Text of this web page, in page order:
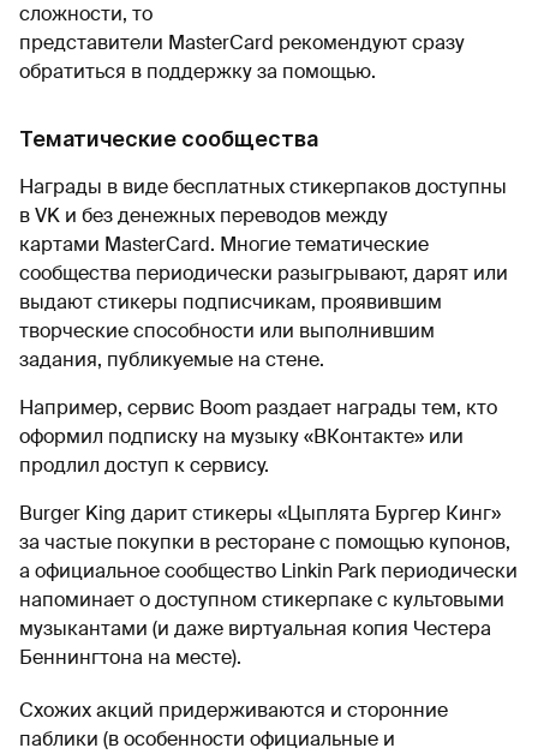
сложности, то
представители MasterCard рекомендуют сразу
обратиться в поддержку за помощью.
Тематические сообщества
Награды в виде бесплатных стикерпаков доступны
в VK и без денежных переводов между
картами MasterCard. Многие тематические
сообщества периодически разыгрывают, дарят или
выдают стикеры подписчикам, проявившим
творческие способности или выполнившим
задания, публикуемые на стене.
Например, сервис Boom раздает награды тем, кто
оформил подписку на музыку «ВКонтакте» или
продлил доступ к сервису.
Burger King дарит стикеры «Цыплята Бургер Кинг»
за частые покупки в ресторане с помощью купонов,
а официальное сообщество Linkin Park периодически
напоминает о доступном стикерпаке с культовыми
музыкантами (и даже виртуальная копия Честера
Беннингтона на месте).
Схожих акций придерживаются и сторонние
паблики (в особенности официальные и